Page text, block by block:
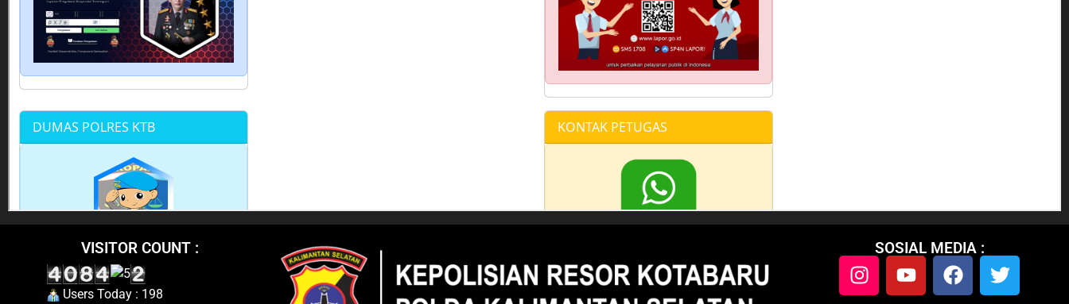
VISITOR COUNT :
Users Today : 198
SOSIAL MEDIA :